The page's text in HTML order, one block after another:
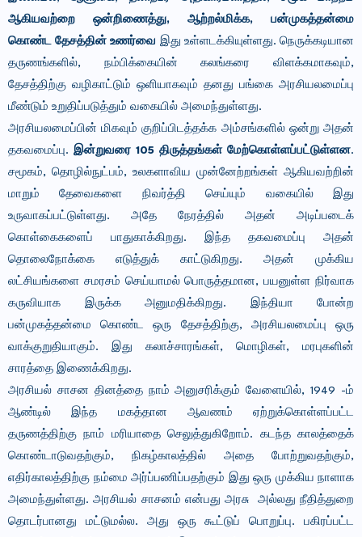
ஆகியவற்றை ஒன்றிணைத்து, ஆற்றல்மிக்க, பன்முகத்தன்மை
கொண்ட தேசத்தின் உணர்வை இது உள்ளடக்கியுள்ளது. நெருக்கடியான
தருணங்களில், நம்பிக்கையின் கலங்கரை விளக்கமாகவும்,
தேசத்திற்கு வழிகாட்டும் ஒளியாகவும் தனது பங்கை அரசியலமைப்பு
மீண்டும் உறுதிப்படுத்தும் வகையில் அமைந்துள்ளது.
அரசியலமைப்பின் மிகவும் குறிப்பிடத்தக்க அம்சங்களில் ஒன்று அதன்
தகவமைப்பு. இன்றுவரை 105 திருத்தங்கள் மேற்கொள்ளப்பட்டுள்ளன.
சமூகம், தொழில்நுட்பம், உலகளாவிய முன்னேற்றங்கள் ஆகியவற்றின்
மாறும் தேவைகளை நிவர்த்தி செய்யும் வகையில் இது
உருவாகப்பட்டுள்ளது. அதே நேரத்தில் அதன் அடிப்படைக்
கொள்கைகளைப் பாதுகாக்கிறது. இந்த தகவமைப்பு அதன்
தொலைநோக்கை எடுத்துக் காட்டுகிறது. அதன் முக்கிய
லட்சியங்களை சமரசம் செய்யாமல் பொருத்தமான, பயனுள்ள நிர்வாக
கருவியாக இருக்க அனுமதிக்கிறது. இந்தியா போன்ற
பன்முகத்தன்மை கொண்ட ஒரு தேசத்திற்கு, அரசியலமைப்பு ஒரு
வாக்குறுதியாகும். இது கலாச்சாரங்கள், மொழிகள், மரபுகளின்
சாரத்தை இணைக்கிறது.
அரசியல் சாசன தினத்தை நாம் அனுசரிக்கும் வேளையில், 1949 -ம்
ஆண்டில் இந்த மகத்தான ஆவணம் ஏற்றுக்கொள்ளப்பட்ட
தருணத்திற்கு நாம் மரியாதை செலுத்துகிறோம். கடந்த காலத்தைக்
கொண்டாடுவதற்கும், நிகழ்காலத்தில் அதை போற்றுவதற்கும்,
எதிர்காலத்திற்கு நம்மை அர்ப்பணிப்பதற்கும் இது ஒரு முக்கிய நாளாக
அமைந்துள்ளது. அரசியல் சாசனம் என்பது அரசு அல்லது நீதித்துறை
தொடர்பானது மட்டுமல்ல. அது ஒரு கூட்டுப் பொறுப்பு. பகிரப்பட்ட